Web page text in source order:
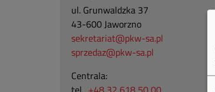
ul. Grunwaldzka 37
43-600 Jaworzno
sekretariat@pkw-sa.pl
sprzedaz@pkw-sa.pl
Centrala: